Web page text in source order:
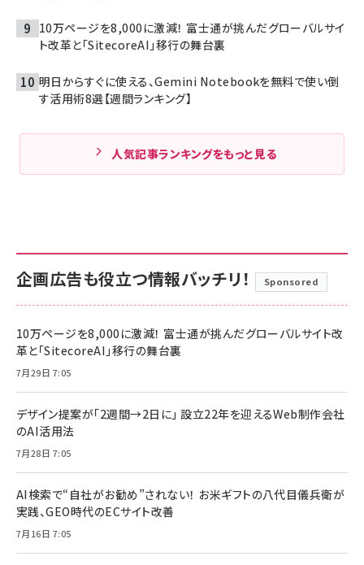
10万ページを8,000に激減！ 富士通が挑んだグローバルサイ
ト改革と「SitecoreAI」移行の舞台裏
明日からすぐに使える、Gemini Notebookを無料で使い倒
す活用術8選【週間ランキング】
人気記事ランキングをもっと見る
企画広告も役立つ情報バッチリ！ Sponsored
10万ページを8,000に激減！ 富士通が挑んだグローバルサイト改
革と「SitecoreAI」移行の舞台裏
7月29日 7:05
デザイン提案が「2週間→2日に」 設立22年を迎えるWeb制作会社
のAI活用法
7月28日 7:05
AI検索で“自社がお勧め”されない！ お米ギフトの八代目儀兵衛が
実践、GEO時代のECサイト改善
7月16日 7:05